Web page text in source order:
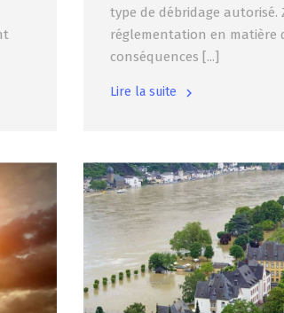
type de débridage autorisé.
réglementation en matière
conséquences [...]
Lire la suite